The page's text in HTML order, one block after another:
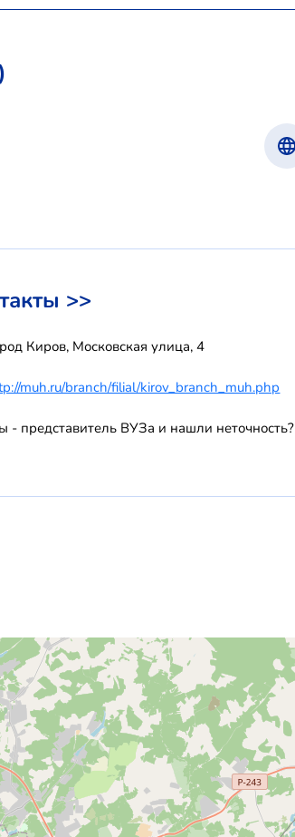
>>
Киров, Московская улица, 4
muh.ru/branch/filial/kirov_branch_muh.php
- представитель ВУЗа и нашли неточность?